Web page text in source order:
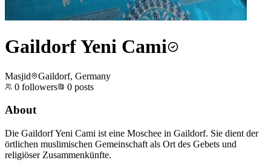
Gaildorf Yeni Cami
Masjid
Gaildorf, Germany
0 followers 0 posts
About
Die Gaildorf Yeni Cami ist eine Moschee in Gaildorf. Sie dient der
örtlichen muslimischen Gemeinschaft als Ort des Gebets und
religiöser Zusammenkünfte.